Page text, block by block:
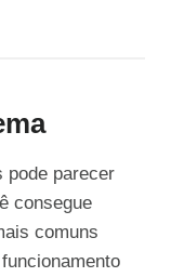
pode parecer
consegue
comuns